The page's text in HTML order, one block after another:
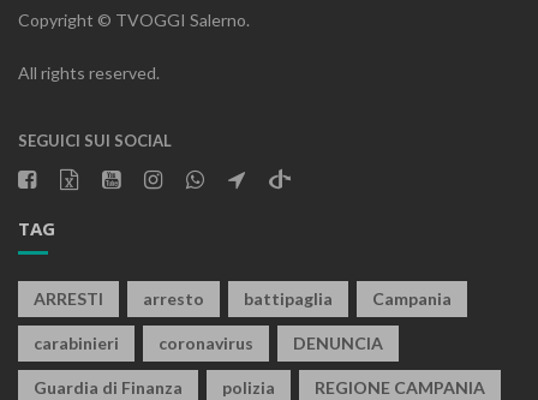
Copyright © TVOGGI Salerno.
All rights reserved.
SEGUICI SUI SOCIAL
TAG
ARRESTI arresto battipaglia Campania
carabinieri coronavirus DENUNCIA
Guardia di Finanza polizia REGIONE CAMPANIA